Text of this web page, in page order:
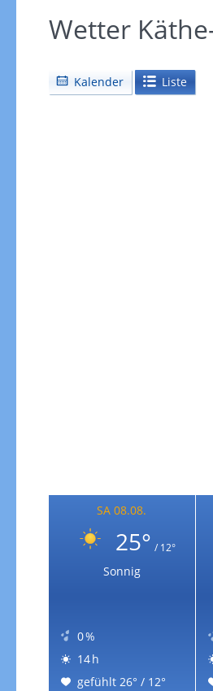
Wetter
Kalender Liste
SA 08.08.
25° / 12°
Sonnig
0 %
14 h
gefühlt 26° / 12°